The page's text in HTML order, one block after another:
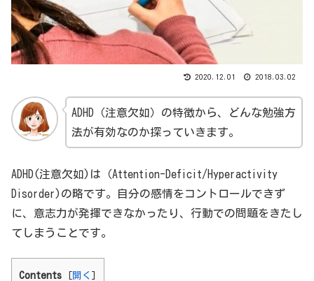
2020.12.01 2018.03.02
ADHD（注意欠如）の特徴から、どんな勉強方
法が有効なのか探っていきます。
ADHD(注意欠如)は（Attention-Deficit/Hyperactivity
Disorder)の略です。自分の感情をコントロールできず
に、意志力が発揮できなかったり、行動での問題をきたし
てしまうことです。
Contents [開く ]